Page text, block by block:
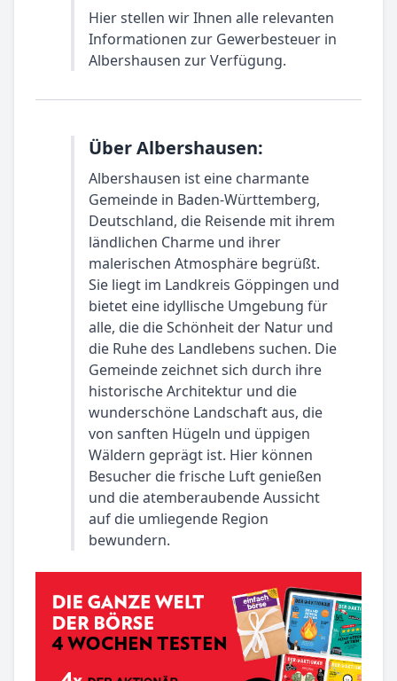
Hier stellen wir Ihnen alle relevanten
Informationen zur Gewerbesteuer in
Albershausen zur Verfügung.
Über Albershausen:
Albershausen ist eine charmante
Gemeinde in Baden-Württemberg,
Deutschland, die Reisende mit ihrem
ländlichen Charme und ihrer
malerischen Atmosphäre begrüßt.
Sie liegt im Landkreis Göppingen und
bietet eine idyllische Umgebung für
alle, die die Schönheit der Natur und
die Ruhe des Landlebens suchen. Die
Gemeinde zeichnet sich durch ihre
historische Architektur und die
wunderschöne Landschaft aus, die
von sanften Hügeln und üppigen
Wäldern geprägt ist. Hier können
Besucher die frische Luft genießen
und die atemberaubende Aussicht
auf die umliegende Region
bewundern.